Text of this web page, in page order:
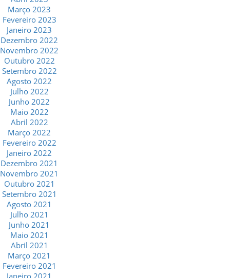
Março 2023
Fevereiro 2023
Janeiro 2023
Dezembro 2022
Novembro 2022
Outubro 2022
Setembro 2022
Agosto 2022
Julho 2022
Junho 2022
Maio 2022
Abril 2022
Março 2022
Fevereiro 2022
Janeiro 2022
Dezembro 2021
Novembro 2021
Outubro 2021
Setembro 2021
Agosto 2021
Julho 2021
Junho 2021
Maio 2021
Abril 2021
Março 2021
Fevereiro 2021
Janeiro 2021